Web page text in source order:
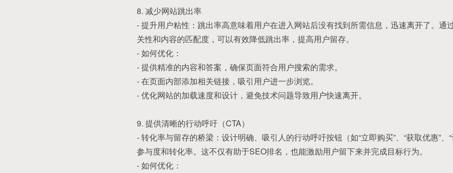
8. 减少网站跳出率
- 提升用户粘性：跳出率高意味着用户在进入网站后没有找到所需信息，迅速离开了。通
关性和内容的匹配度，可以有效降低跳出率，提高用户留存。
- 如何优化：
- 提供精准的内容和答案，确保页面符合用户搜索的需求。
- 在页面内部添加相关链接，吸引用户进一步浏览。
- 优化网站的加载速度和设计，避免技术问题导致用户快速离开。
9. 提供清晰的行动呼吁（CTA）
- 转化率与留存的桥梁：设计明确、吸引人的行动呼吁按钮（如“立即购买”、“获取优惠”、
参与度和转化率。这不仅有助于SEO排名，也能激励用户留下来并完成目标行为。
- 如何优化：